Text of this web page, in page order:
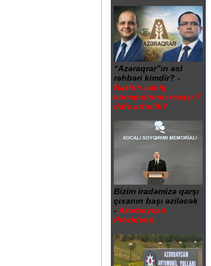
“Azəraqrar”ın əsl
rəhbəri kimdir? -
Nazirin sabiq
komandirinin maaşı 7
dəfə artırılıb?
Bizim iradəmizə qarşı
çıxanın başı əziləcək
- Azərbaycan
Prezidenti